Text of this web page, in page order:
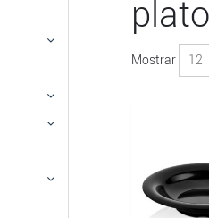
Mostrar